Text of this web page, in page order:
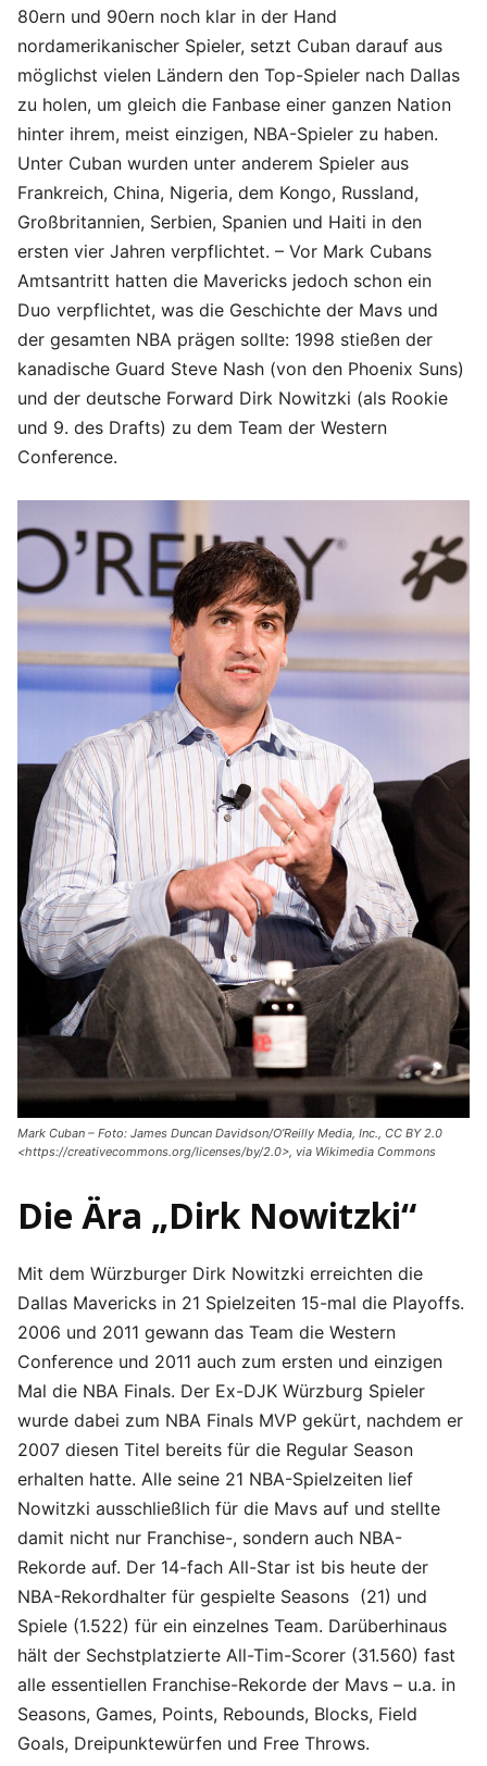
80ern und 90ern noch klar in der Hand
nordamerikanischer Spieler, setzt Cuban darauf aus
möglichst vielen Ländern den Top-Spieler nach Dallas
zu holen, um gleich die Fanbase einer ganzen Nation
hinter ihrem, meist einzigen, NBA-Spieler zu haben.
Unter Cuban wurden unter anderem Spieler aus
Frankreich, China, Nigeria, dem Kongo, Russland,
Großbritannien, Serbien, Spanien und Haiti in den
ersten vier Jahren verpflichtet. – Vor Mark Cubans
Amtsantritt hatten die Mavericks jedoch schon ein
Duo verpflichtet, was die Geschichte der Mavs und
der gesamten NBA prägen sollte: 1998 stießen der
kanadische Guard Steve Nash (von den Phoenix Suns)
und der deutsche Forward Dirk Nowitzki (als Rookie
und 9. des Drafts) zu dem Team der Western
Conference.
Mark Cuban – Foto: James Duncan Davidson/O’Reilly Media, Inc., CC BY 2.0
<https://creativecommons.org/licenses/by/2.0>, via Wikimedia Commons
Die Ära „Dirk Nowitzki“
Mit dem Würzburger Dirk Nowitzki erreichten die
Dallas Mavericks in 21 Spielzeiten 15-mal die Playoffs.
2006 und 2011 gewann das Team die Western
Conference und 2011 auch zum ersten und einzigen
Mal die NBA Finals. Der Ex-DJK Würzburg Spieler
wurde dabei zum NBA Finals MVP gekürt, nachdem er
2007 diesen Titel bereits für die Regular Season
erhalten hatte. Alle seine 21 NBA-Spielzeiten lief
Nowitzki ausschließlich für die Mavs auf und stellte
damit nicht nur Franchise-, sondern auch NBA-
Rekorde auf. Der 14-fach All-Star ist bis heute der
NBA-Rekordhalter für gespielte Seasons (21) und
Spiele (1.522) für ein einzelnes Team. Darüberhinaus
hält der Sechstplatzierte All-Tim-Scorer (31.560) fast
alle essentiellen Franchise-Rekorde der Mavs – u.a. in
Seasons, Games, Points, Rebounds, Blocks, Field
Goals, Dreipunktewürfen und Free Throws.